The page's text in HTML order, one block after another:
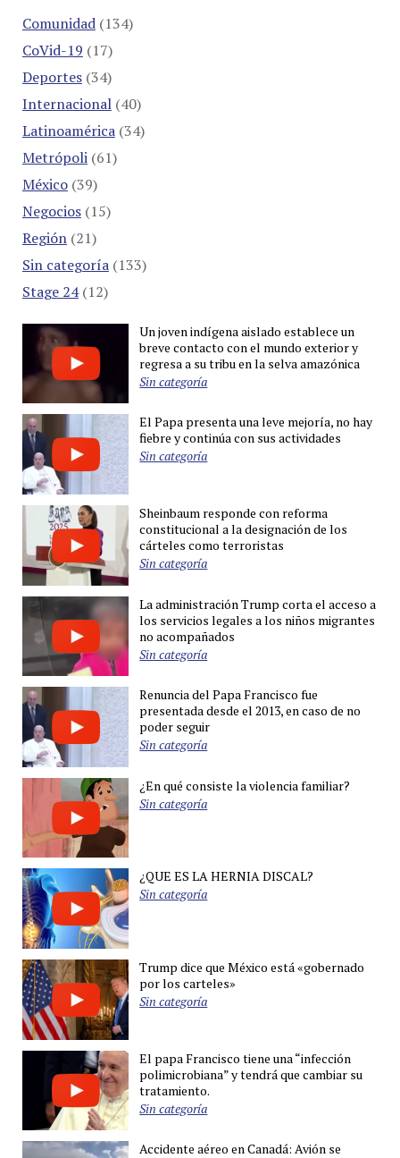
Comunidad(134)
CoVid-19 (17)
Deportes(34)
Internacional(40)
Latinoamérica(34)
Metrópoli(61)
México(39)
Negocios(15)
Región(21)
Sin categoría(133)
Stage 24(12)
Un joven indígena aislado establece un
breve contacto con el mundo exterior y
regresa a su tribu en la selva amazónica
Sin categoría
El Papa presenta una leve mejoría, no hay
fiebre y continúa con sus actividades
Sin categoría
Sheinbaum responde con reforma
constitucional a la designación de los
cárteles como terroristas
Sin categoría
La administración Trump corta el acceso a
los servicios legales a los niños migrantes
no acompañados
Sin categoría
Renuncia del Papa Francisco fue
presentada desde el 2013, en caso de no
poder seguir
Sin categoría
¿En qué consiste la violencia familiar?
Sin categoría
¿QUE ES LA HERNIA DISCAL?
Sin categoría
Trump dice que México está «gobernado
por los carteles»
Sin categoría
El papa Francisco tiene una “infección
polimicrobiana” y tendrá que cambiar su
tratamiento.
Sin categoría
Accidente aéreo en Canadá: Avión se